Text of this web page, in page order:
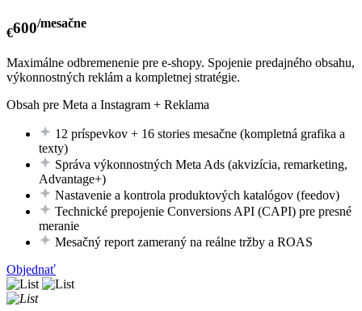
€600/mesačne
Maximálne odbremenenie pre e-shopy. Spojenie predajného obsahu,
výkonnostných reklám a kompletnej stratégie.
Obsah pre Meta a Instagram + Reklama
12 príspevkov + 16 stories mesačne (kompletná grafika a
texty)
Správa výkonnostných Meta Ads (akvizícia, remarketing,
Advantage+)
Nastavenie a kontrola produktových katalógov (feedov)
Technické prepojenie Conversions API (CAPI) pre presné
meranie
Mesačný report zameraný na reálne tržby a ROAS
Objednať